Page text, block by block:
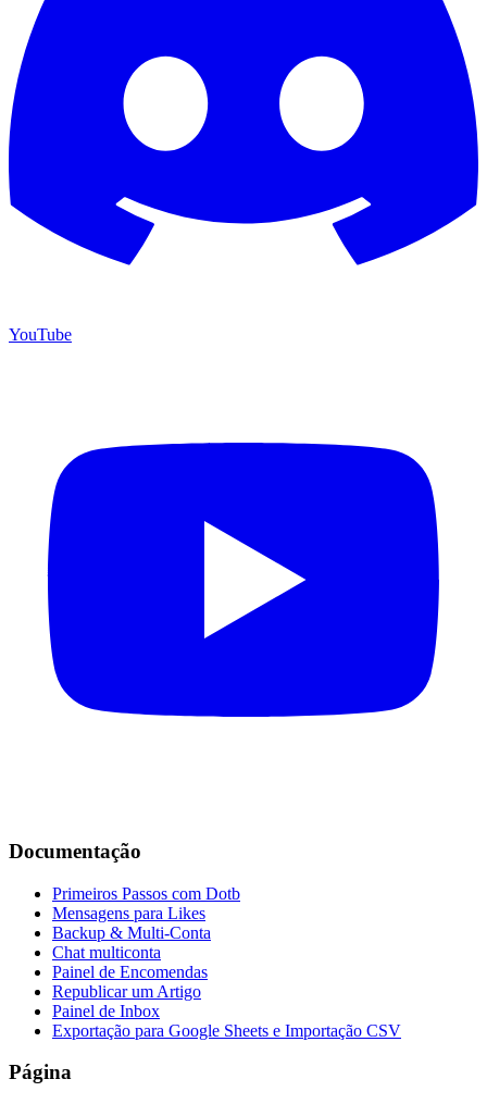
YouTube
Documentação
Primeiros Passos com Dotb
Mensagens para Likes
Backup & Multi-Conta
Chat multiconta
Painel de Encomendas
Republicar um Artigo
Painel de Inbox
Exportação para Google Sheets e Importação CSV
Página